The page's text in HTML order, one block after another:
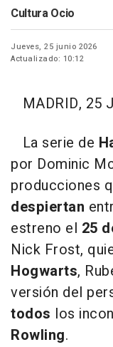
Cultura Ocio
Jueves, 25 junio 2026
Actualizado: 10:12
MADRID, 25
La serie de
por Dominic
producciones
despiertan
estreno el 25
Nick Frost,
Hogwarts,
versión del
todos los
Rowling.